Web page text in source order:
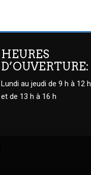
HEURES
D’OUVERTURE:
Lundi au jeudi de 9 h à 12 h
et de 13 h à 16 h